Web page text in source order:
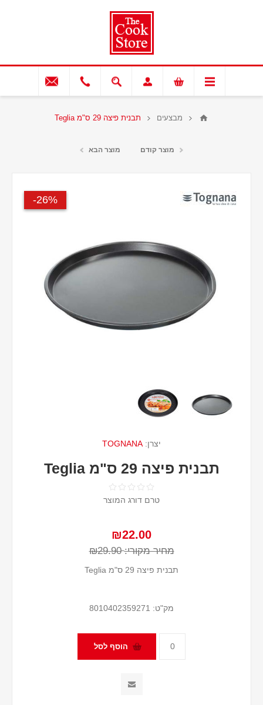
מבצעים תבנית פיצה 29 ס"מ Teglia
מוצר קודם מוצר הבא
26%-
יצרן: TOGNANA
תבנית פיצה 29 ס"מ Teglia
טרם דורג המוצר
₪22.00
מחיר מקורי: ₪29.90
תבנית פיצה 29 ס"מ Teglia
מק"ט: 8010402359271